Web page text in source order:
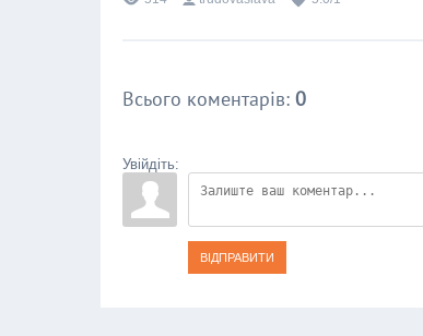
Всього коментарів: 0
Увійдіть:
ВІДПРАВИТИ